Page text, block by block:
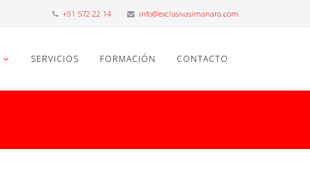
+91 572 22 14 info@exclusivasimanara.com
SERVICIOS FORMACIÓN CONTACTO